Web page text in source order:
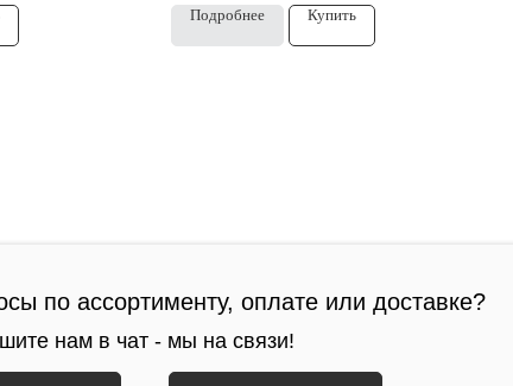
Подробнее Купить
по ассортименту, оплате или доставке?
нам в чат - мы на связи!